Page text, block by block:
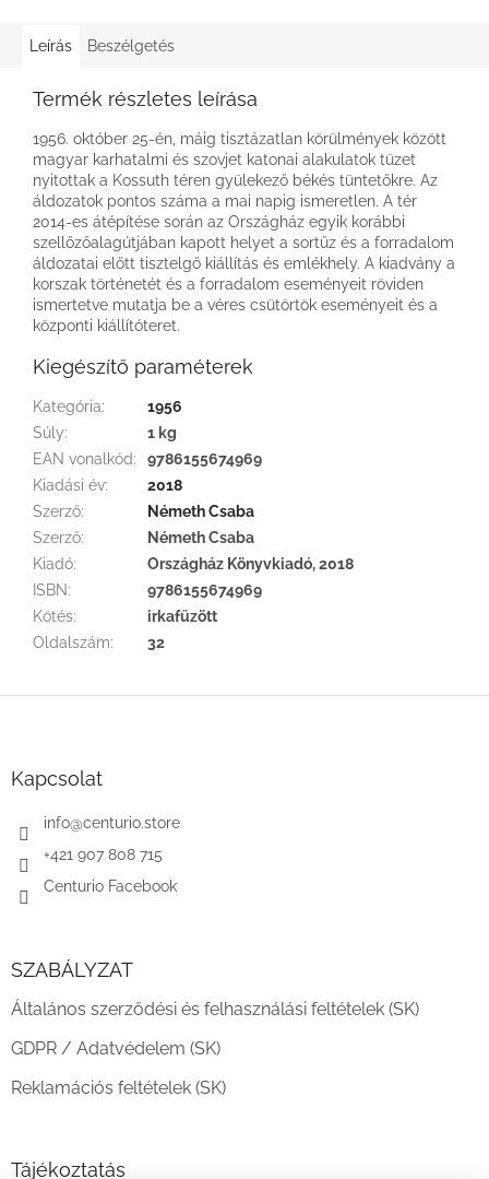
Leírás Beszélgetés
Termék részletes leírása
1956. október 25-én, máig tisztázatlan körülmények között
magyar karhatalmi és szovjet katonai alakulatok tüzet
nyitottak a Kossuth téren gyülekező békés tüntetőkre. Az
áldozatok pontos száma a mai napig ismeretlen. A tér
2014-es átépítése során az Országház egyik korábbi
szellőzőalagútjában kapott helyet a sortűz és a forradalom
áldozatai előtt tisztelgő kiállítás és emlékhely. A kiadvány a
korszak történetét és a forradalom eseményeit röviden
ismertetve mutatja be a véres csütörtök eseményeit és a
központi kiállítóteret.
Kiegészítő paraméterek
Kategória:
1956
Súly:
1 kg
EAN vonalkód:
9786155674969
Kiadási év:
2018
Szerző:
Németh Csaba
Szerző:
Németh Csaba
Kiadó:
Országház Könyvkiadó, 2018
ISBN:
9786155674969
Kötés:
irkafűzött
Oldalszám: 32
Kapcsolat
info@centurio.store
+421 907 808 715
Centurio Facebook
SZABÁLYZAT
Általános szerződési és felhasználási feltételek (SK)
GDPR / Adatvédelem (SK)
Reklamációs feltételek (SK)
Tájékoztatás